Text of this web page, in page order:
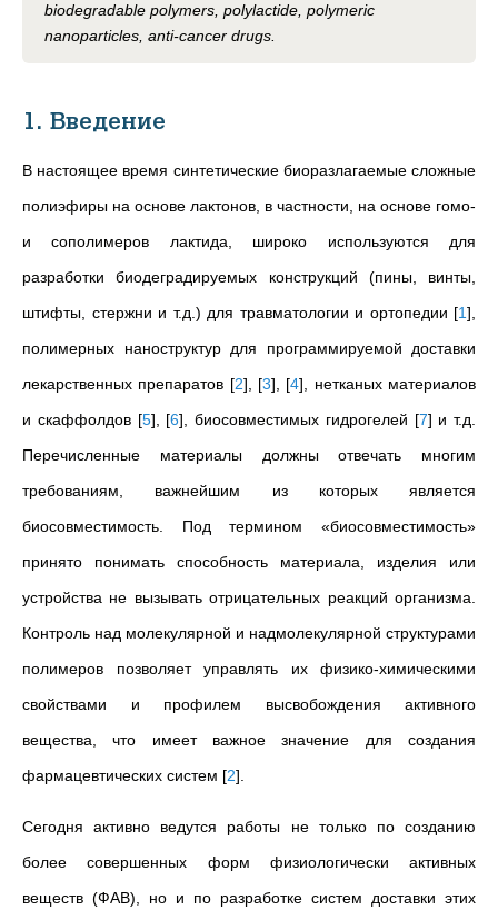
biodegradable polymers, polylactide, polymeric
nanoparticles, anti-cancer drugs.
1. Введение
В настоящее время синтетические биоразлагаемые сложные
полиэфиры на основе лактонов, в частности, на основе гомо-
и сополимеров лактида, широко используются для
разработки биодеградируемых конструкций (пины, винты,
штифты, стержни и т.д.) для травматологии и ортопедии [1]
полимерных наноструктур для программируемой доставки
лекарственных препаратов [2] [3] [4] , нетканых материалов
и скаффолдов [5] [6] , биосовместимых гидрогелей [7] и т.д.
Перечисленные материалы должны отвечать многим
требованиям, важнейшим из которых является
биосовместимость. Под термином «биосовместимость»
принято понимать способность материала, изделия или
устройства не вызывать отрицательных реакций организма.
Контроль над молекулярной и надмолекулярной структурами
полимеров позволяет управлять их физико-химическими
свойствами и профилем высвобождения активного
вещества, что имеет важное значение для создания
фармацевтических систем [2]
Сегодня активно ведутся работы не только по созданию
более совершенных форм физиологически активных
веществ (ФАВ), но и по разработке систем доставки этих